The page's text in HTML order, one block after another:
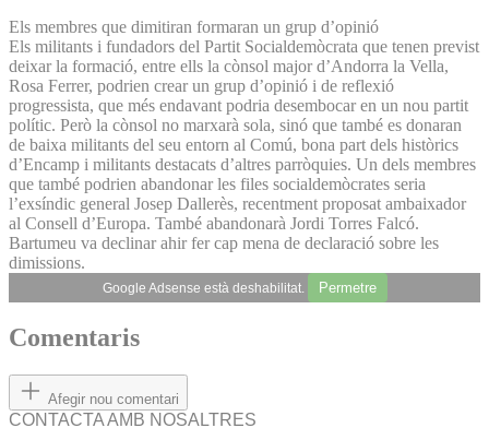
Els membres que dimitiran formaran un grup d’opinió
Els militants i fundadors del Partit Socialdemòcrata que tenen previst
deixar la formació, entre ells la cònsol major d’Andorra la Vella,
Rosa Ferrer, podrien crear un grup d’opinió i de reflexió
progressista, que més endavant podria desembocar en un nou partit
polític. Però la cònsol no marxarà sola, sinó que també es donaran
de baixa militants del seu entorn al Comú, bona part dels històrics
d’Encamp i militants destacats d’altres parròquies. Un dels membres
que també podrien abandonar les files socialdemòcrates seria
l’exsíndic general Josep Dallerès, recentment proposat ambaixador
al Consell d’Europa. També abandonarà Jordi Torres Falcó.
Bartumeu va declinar ahir fer cap mena de declaració sobre les
dimissions.
Google Adsense està deshabilitat. Permetre
Comentaris
Afegir nou comentari
CONTACTA AMB NOSALTRES